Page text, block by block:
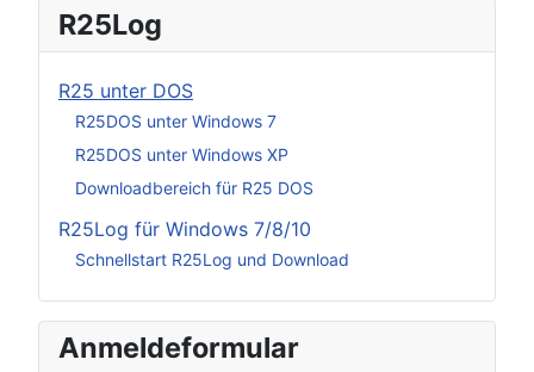
R25Log
R25 unter DOS
R25DOS unter Windows 7
R25DOS unter Windows XP
Downloadbereich für R25 DOS
R25Log für Windows 7/8/10
Schnellstart R25Log und Download
Anmeldeformular